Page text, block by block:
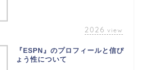
2026 view
『ESPN』のプロフィールと信ぴ
ょう性について